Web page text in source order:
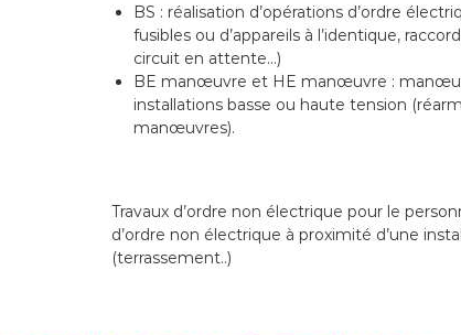
BS : réalisation d’opérations d’ordre
fusibles ou d’appareils à l’identique,
circuit en attente…)
BE manœuvre et HE manœuvre :
installations basse ou haute tension
manœuvres).
Travaux d’ordre non électrique pour le
d’ordre non électrique à proximité d’une
(terrassement..)